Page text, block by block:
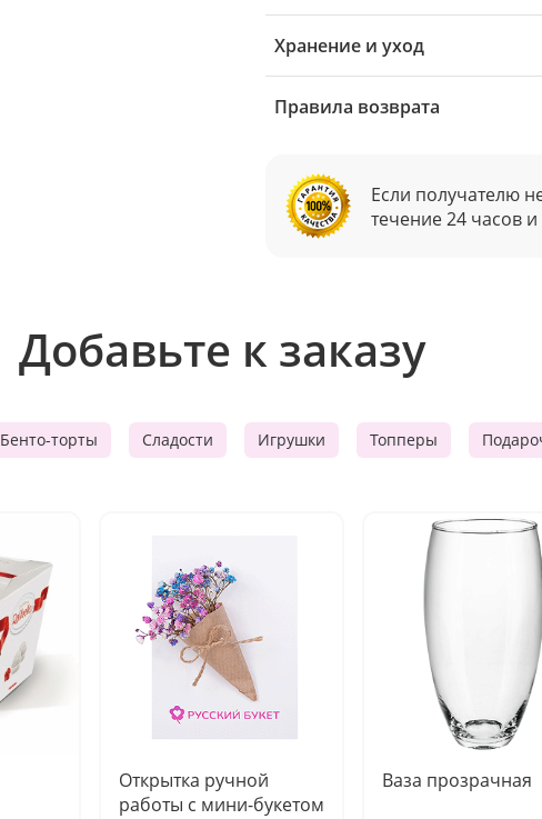
Хранение и уход
Правила возврата
Если получателю
течение 24 часов
Добавьте к заказу
Бенто-торты Сладости Игрушки Топперы
Открытка ручной
работы с мини-букетом
Ваза прозрачная